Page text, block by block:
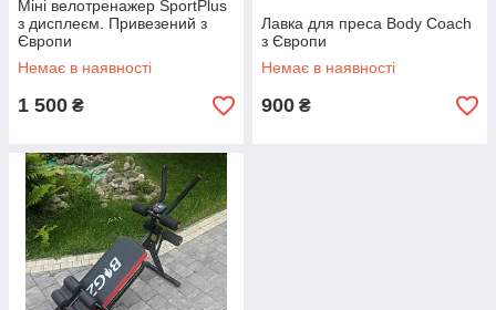
Міні велотренажер SportPlus
з дисплеєм. Привезений з
Європи
Немає в наявності
1 500 ₴
Лавка для преса Body Coach
з Європи
Немає в наявності
900 ₴